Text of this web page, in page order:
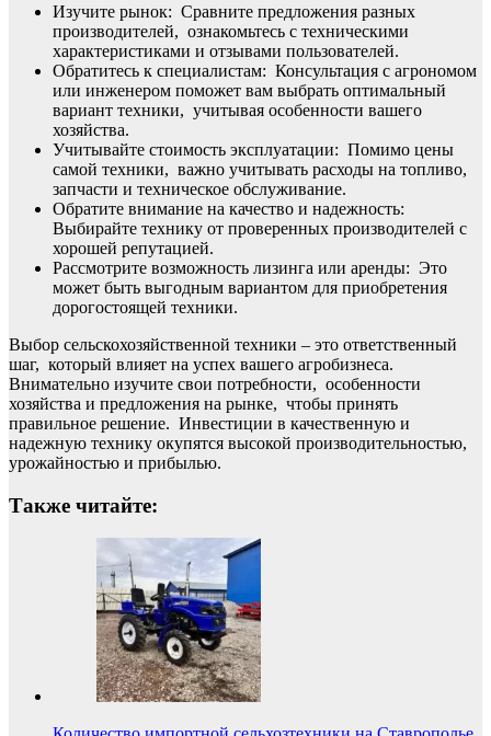
Изучите рынок: Сравните предложения разных
производителей, ознакомьтесь с техническими
характеристиками и отзывами пользователей.
Обратитесь к специалистам: Консультация с агрономом
или инженером поможет вам выбрать оптимальный
вариант техники, учитывая особенности вашего
хозяйства.
Учитывайте стоимость эксплуатации: Помимо цены
самой техники, важно учитывать расходы на топливо,
запчасти и техническое обслуживание.
Обратите внимание на качество и надежность:
Выбирайте технику от проверенных производителей с
хорошей репутацией.
Рассмотрите возможность лизинга или аренды: Это
может быть выгодным вариантом для приобретения
дорогостоящей техники.
Выбор сельскохозяйственной техники – это ответственный
шаг, который влияет на успех вашего агробизнеса.
Внимательно изучите свои потребности, особенности
хозяйства и предложения на рынке, чтобы принять
правильное решение. Инвестиции в качественную и
надежную технику окупятся высокой производительностью,
урожайностью и прибылью.
Также читайте: